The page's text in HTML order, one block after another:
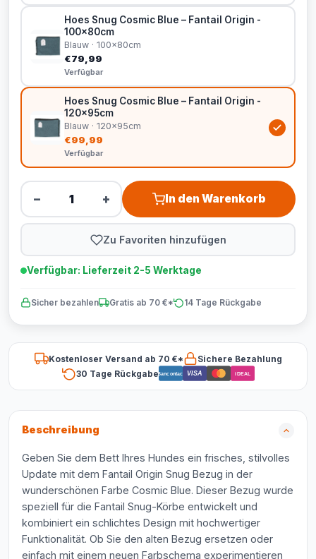
Hoes Snug Cosmic Blue – Fantail Origin -
100x80cm
Blauw · 100x80cm
€79,99
Verfügbar
Hoes Snug Cosmic Blue – Fantail Origin -
120x95cm
Blauw · 120x95cm
€99,99
Verfügbar
− + In den Warenkorb
Zu Favoriten hinzufügen
Verfügbar: Lieferzeit 2-5 Werktage
Sicher bezahlen Gratis ab 70 €* 14 Tage Rückgabe
Kostenloser Versand ab 70 €*
Sichere Bezahlung
30 Tage RückgabeBancontact VISA iDEAL
Beschreibung
Geben Sie dem Bett Ihres Hundes ein frisches, stilvolles
Update mit dem Fantail Origin Snug Bezug in der
wunderschönen Farbe Cosmic Blue. Dieser Bezug wurde
speziell für die Fantail Snug-Körbe entwickelt und
kombiniert ein schlichtes Design mit hochwertiger
Funktionalität. Ob Sie den alten Bezug ersetzen oder
einfach mit einem neuen Farbschema experimentieren